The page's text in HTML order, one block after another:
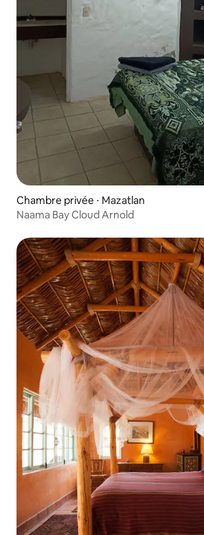
Chambre privée ⋅ Mazatlan
Naama Bay Cloud Arnold